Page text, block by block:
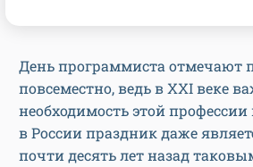
День программиста отмечают
повсеместно, ведь в XXI веке
необходимость этой
в России праздник даже
почти десять лет назад